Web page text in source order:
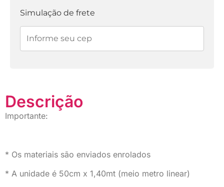
Simulação de frete
Descrição
Importante:
* Os materiais são enviados enrolados
* A unidade é 50cm x 1,40mt (meio metro linear)